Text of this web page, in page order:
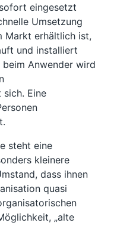
eingesetzt
Umsetzung
Markt erhältlich ist,
und installiert
beim Anwender wird
Eine
steht eine
kleinere
dass ihnen
quasi
„alte